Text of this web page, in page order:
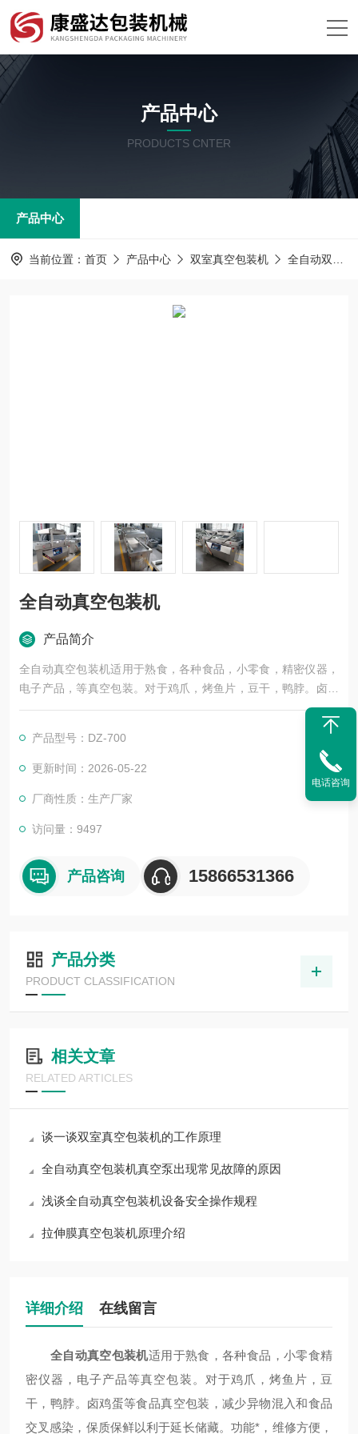
产品中心
PRODUCTS CNTER
产品中心
当前位置： 首页 产品中心 双室真空包装机 全自动双室真空包装机
全自动真空包装机
产品简介
全自动真空包装机适用于熟食，各种食品，小零食，精密仪器，
电子产品，等真空包装。对于鸡爪，烤鱼片，豆干，鸭脖。卤鸡
蛋等食品真空包装，减少异物混入和食品交叉感染，防潮，防
产品型号：DZ-700
更新时间：2026-05-22
厂商性质：生产厂家
访问量：9497
产品咨询 15866531366
产品分类
PRODUCT CLASSIFICATION
相关文章
RELATED ARTICLES
谈一谈双室真空包装机的工作原理
全自动真空包装机真空泵出现常见故障的原因
浅谈全自动真空包装机设备安全操作规程
拉伸膜真空包装机原理介绍
详细介绍 在线留言
全自动真空包装机适用于熟食，各种食品，小零食精
密仪器，电子产品等真空包装。对于鸡爪，烤鱼片，豆
干，鸭脖。卤鸡蛋等食品真空包装，减少异物混入和食品
交叉感染，保质保鲜以利于延长储藏。功能*，维修方便，
电话咨询